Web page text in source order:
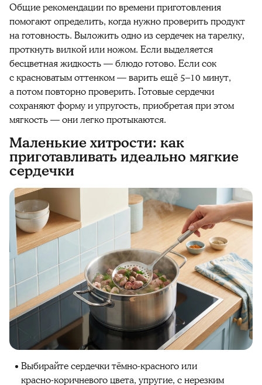
Общие рекомендации по времени приготовления
помогают определить, когда нужно проверить продукт
на готовность. Выложить одно из сердечек на тарелку,
проткнуть вилкой или ножом. Если выделяется
бесцветная жидкость — блюдо готово. Если сок
с красноватым оттенком — варить ещё 5–10 минут,
а потом повторно проверить. Готовые сердечки
сохраняют форму и упругость, приобретая при этом
мягкость — они легко протыкаются.
Маленькие хитрости: как
приготавливать идеально мягкие
сердечки
Выбирайте сердечки тёмно‑красного или
красно‑коричневого цвета, упругие, с нерезким